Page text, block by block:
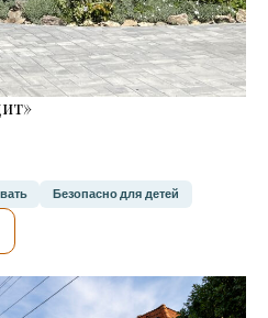
Безопасно для детей